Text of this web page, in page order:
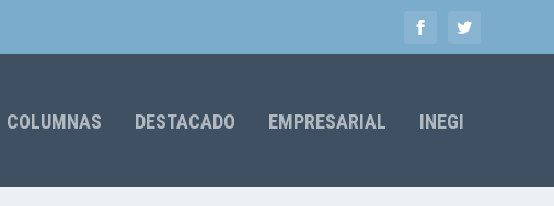
COLUMNAS DESTACADO EMPRESARIAL INEGI